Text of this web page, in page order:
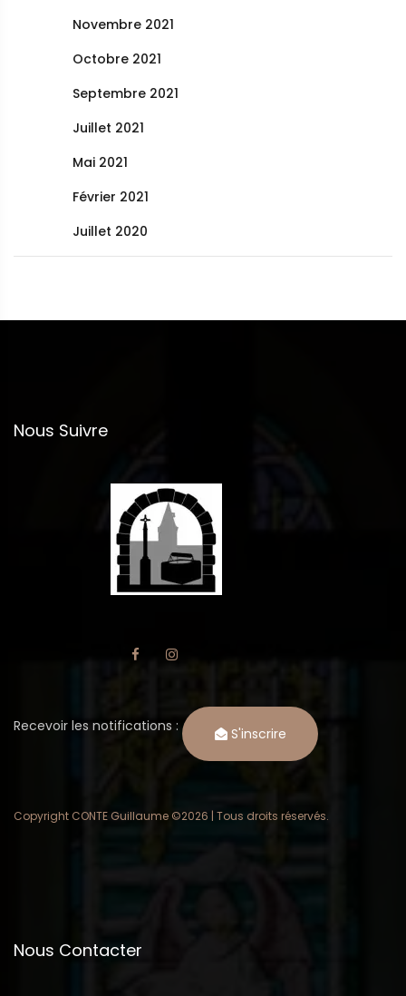
Novembre 2021
Octobre 2021
Septembre 2021
Juillet 2021
Mai 2021
Février 2021
Juillet 2020
Nous Suivre
Recevoir les notifications : S'inscrire
Copyright CONTE Guillaume ©2026 | Tous droits réservés.
Nous Contacter